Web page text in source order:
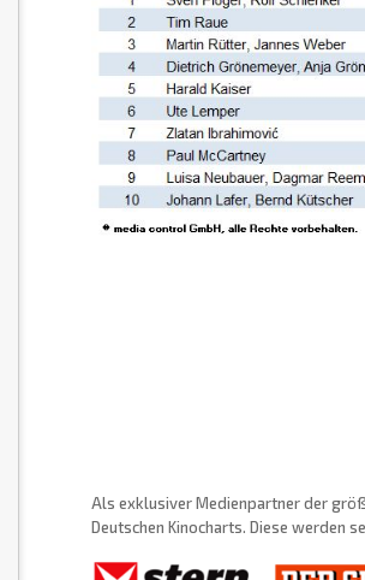
Als exklusiver Medienpartner der
Deutschen Kinocharts. Diese werden